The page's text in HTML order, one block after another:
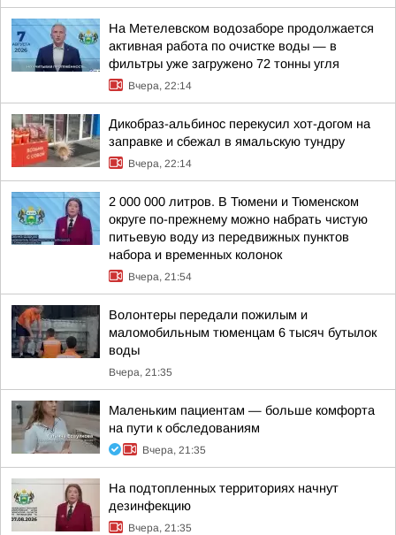
На Метелевском водозаборе продолжается
активная работа по очистке воды — в
фильтры уже загружено 72 тонны угля
Вчера, 22:14
Дикобраз-альбинос перекусил хот-догом на
заправке и сбежал в ямальскую тундру
Вчера, 22:14
2 000 000 литров. В Тюмени и Тюменском
округе по-прежнему можно набрать чистую
питьевую воду из передвижных пунктов
набора и временных колонок
Вчера, 21:54
Волонтеры передали пожилым и
маломобильным тюменцам 6 тысяч бутылок
воды
Вчера, 21:35
Маленьким пациентам — больше комфорта
на пути к обследованиям
Вчера, 21:35
На подтопленных территориях начнут
дезинфекцию
Вчера, 21:35